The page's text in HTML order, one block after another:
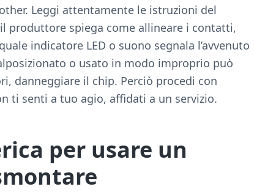
Leggi attentamente le istruzioni del
produttore spiega come allineare i contatti,
indicatore LED o suono segnala l’avvenuto
o usato in modo improprio può
danneggiare il chip. Perciò procedi con
ti senti a tuo agio, affidati a un servizio.
per usare un